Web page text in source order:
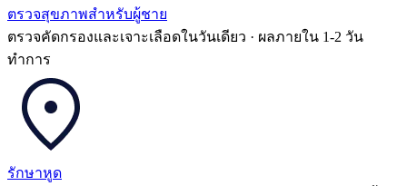
ตรวจสุขภาพสำหรับผู้ชาย
ตรวจคัดกรองและเจาะเลือดในวันเดียว · ผลภายใน 1-2 วัน
ทำการ
รักษาหูด